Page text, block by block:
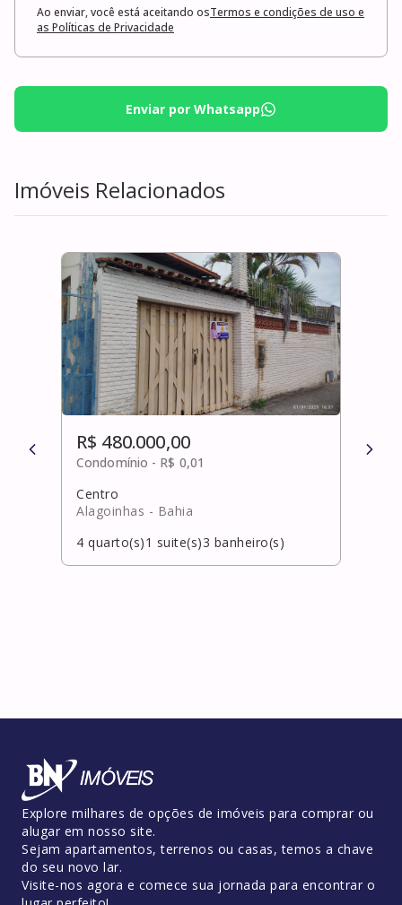
Ao enviar, você está aceitando osTermos e condições de uso e
as Políticas de Privacidade
Enviar por Whatsapp
Imóveis Relacionados
R$ 480.000,00
Condomínio - R$ 0,01
Centro
Alagoinhas - Bahia
4 quarto(s)1 suite(s)3 banheiro(s)
R$
Explore milhares de opções de imóveis para comprar ou
alugar em nosso site.
Sejam apartamentos, terrenos ou casas, temos a chave
do seu novo lar.
Visite-nos agora e comece sua jornada para encontrar o